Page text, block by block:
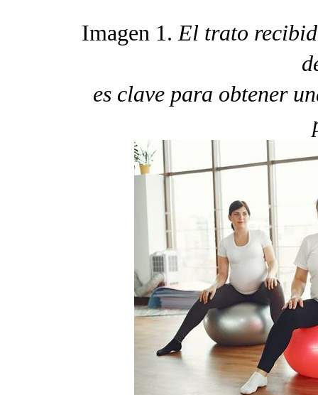
Imagen 1. El trato
es clave para obtener